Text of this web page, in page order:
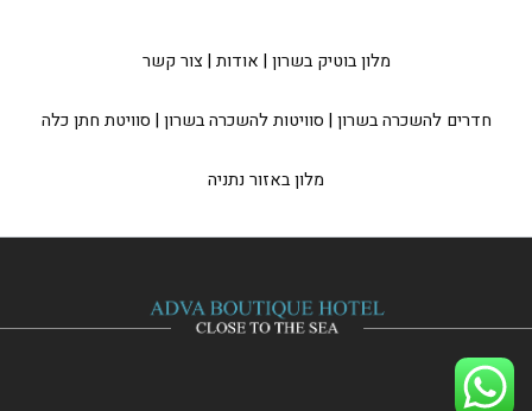
מלון בוטיק בשרון | אודות |צור קשר
חדרים להשכרה בשרון | סוויטות להשכרה בשרון | סוויטת חתן כלה
מלון באזור נתניה